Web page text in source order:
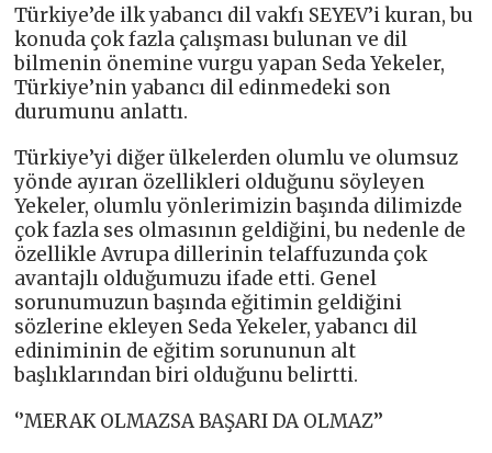
Türkiye’de ilk yabancı dil vakfı SEYEV’i kuran, bu
konuda çok fazla çalışması bulunan ve dil
bilmenin önemine vurgu yapan Seda Yekeler,
Türkiye’nin yabancı dil edinmedeki son
durumunu anlattı.
Türkiye’yi diğer ülkelerden olumlu ve olumsuz
yönde ayıran özellikleri olduğunu söyleyen
Yekeler, olumlu yönlerimizin başında dilimizde
çok fazla ses olmasının geldiğini, bu nedenle de
özellikle Avrupa dillerinin telaffuzunda çok
avantajlı olduğumuzu ifade etti. Genel
sorunumuzun başında eğitimin geldiğini
sözlerine ekleyen Seda Yekeler, yabancı dil
ediniminin de eğitim sorununun alt
başlıklarından biri olduğunu belirtti.
‘’MERAK OLMAZSA BAŞARI DA OLMAZ’’